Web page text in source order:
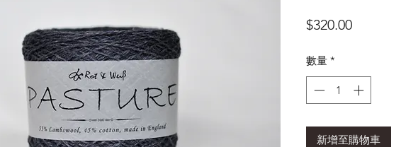
$320.00價
數量 *
新增至購物車